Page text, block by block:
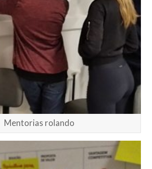
Mentorias rolando